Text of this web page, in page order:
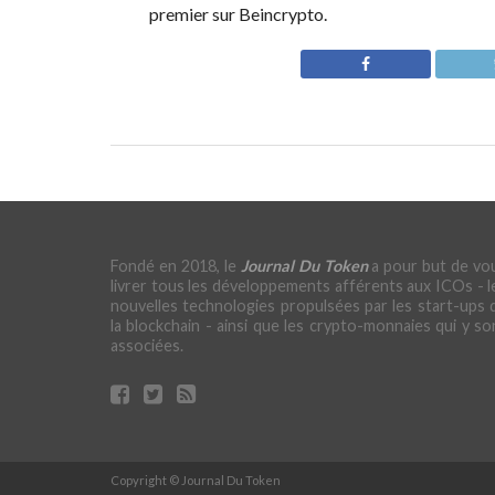
premier sur Beincrypto.
Fondé en 2018, le Journal Du Tokena pour but de
livrer tous les développements afférents aux ICOs -
nouvelles technologies propulsées par les start-ups
la blockchain - ainsi que les crypto-monnaies qui y
associées.
Copyright © Journal Du Token